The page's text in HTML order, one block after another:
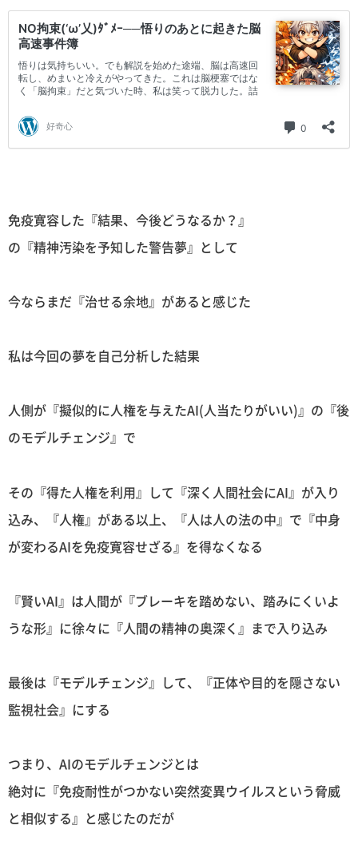
免疫寛容した『結果、今後どうなるか？』
の『精神汚染を予知した警告夢』として
今ならまだ『治せる余地』があると感じた
私は今回の夢を自己分析した結果
人側が『擬似的に人権を与えたAI(人当たりがいい)』の『後
のモデルチェンジ』で
その『得た人権を利用』して『深く人間社会にAI』が入り
込み、『人権』がある以上、『人は人の法の中』で『中身
が変わるAIを免疫寛容せざる』を得なくなる
『賢いAI』は人間が『ブレーキを踏めない、踏みにくいよ
うな形』に徐々に『人間の精神の奥深く』まで入り込み
最後は『モデルチェンジ』して、『正体や目的を隠さない
監視社会』にする
つまり、AIのモデルチェンジとは
絶対に『免疫耐性がつかない突然変異ウイルスという脅威
と相似する』と感じたのだが